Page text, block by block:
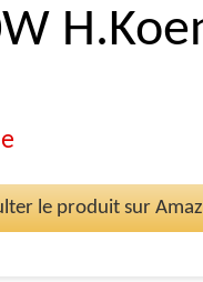
le produit sur